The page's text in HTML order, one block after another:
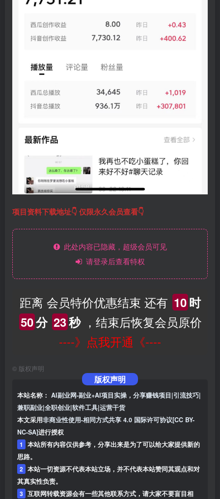
项目资料下载地址👇 仅限永久会员查看👇
此处内容已隐藏，超级会员可见
请登录后查看特权
距离 会员特价优惠结束 还有 10时
50分 22秒，结束后恢复会员原价
----》点我开通《----
© 版权声明
版权声明
本站名称： AI副业网-副业+AI项目实操，分享赚钱项目|引流技巧|
兼职副业|全职创业|软件工具|运营干货
本文采用非商业性使用-相同方式共享 4.0 国际许可协议[CC BY-
NC-SA]进行授权
1
本站所有内容仅供参考，分享出来是为了可以给大家提供新的
思路。
2 本站一切资源不代表本站立场，并不代表本站赞同其观点和对
其真实性负责。
3 互联网转载资源会有一些其他联系方式，请大家不要盲目相